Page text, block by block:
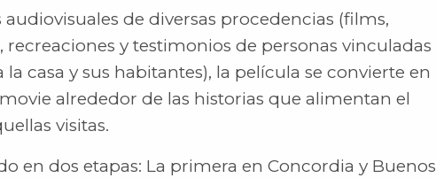
de diversas procedencias (films,
recreaciones y testimonios de personas vinculadas
casa y sus habitantes), la película se convierte en
alrededor de las historias que alimentan el
visitas.
en dos etapas: La primera en Concordia y Buenos